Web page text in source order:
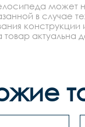
может
в случае
конструкции
актуальна